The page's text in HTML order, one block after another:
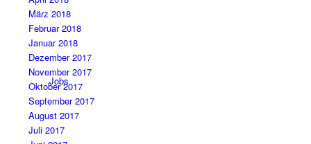
Jobs
März 2018
Februar 2018
Januar 2018
Dezember 2017
November 2017
Oktober 2017
September 2017
August 2017
Juli 2017